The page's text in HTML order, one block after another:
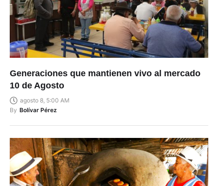
Generaciones que mantienen vivo al mercado
10 de Agosto
agosto 8, 5:00 AM
By Bolívar Pérez